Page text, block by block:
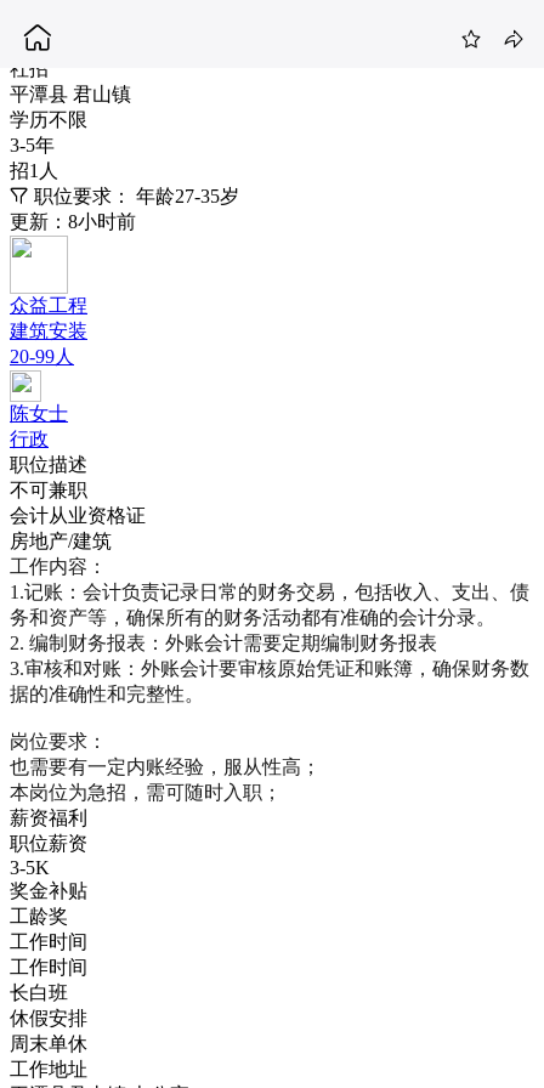
总账会计
3-5K
社招
平潭县 君山镇
学历不限
3-5年
招1人
职位要求：
年龄27-35岁
更新：8小时前
众益工程
建筑安装
20-99人
陈女士
行政
职位描述
不可兼职
会计从业资格证
房地产/建筑
工作内容：
1.记账：会计负责记录日常的财务交易，包括收入、支出、债
务和资产等，确保所有的财务活动都有准确的会计分录。
2. 编制财务报表：外账会计需要定期编制财务报表
3.审核和对账：外账会计要审核原始凭证和账簿，确保财务数
据的准确性和完整性。
岗位要求：
也需要有一定内账经验，服从性高；
本岗位为急招，需可随时入职；
薪资福利
职位薪资
3-5K
奖金补贴
工龄奖
工作时间
工作时间
长白班
休假安排
周末单休
工作地址